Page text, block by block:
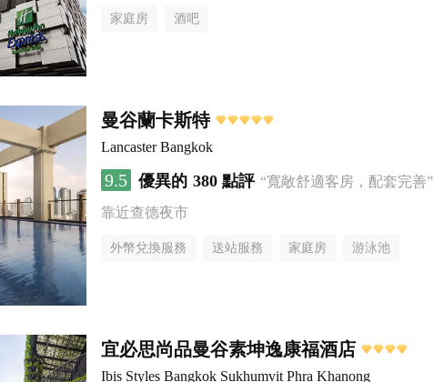
家庭房 酒吧
曼谷蘭卡斯特
Lancaster Bangkok
9.5 優異的 380 點評 “寬敞舒適客房，配套完善”
靠近查德夜市
外幣兌換服務 送站服務 家庭房 游泳池
宜必思尚品曼谷素坤逸康福酒店
Ibis Styles Bangkok Sukhumvit Phra Khanong